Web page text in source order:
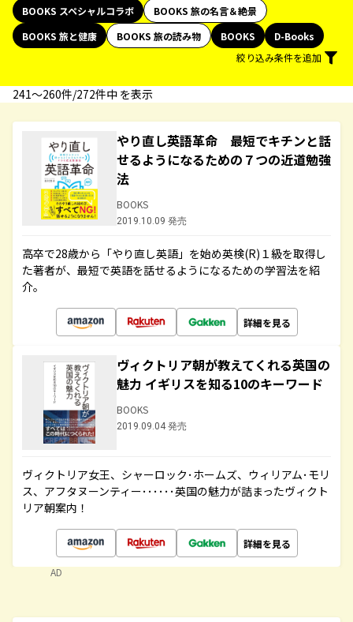
BOOKS スペシャルコラボ
BOOKS 旅の名言＆絶景
BOOKS 旅と健康
BOOKS 旅の読み物 BOOKS
D-Books
絞り込み条件を追加
241〜260件/272件中 を表示
やり直し英語革命 最短でキチンと話
せるようになるための７つの近道勉強
法
BOOKS
2019.10.09 発売
高卒で28歳から「やり直し英語」を始め英検(R)１級を取得し
た著者が、最短で英語を話せるようになるための学習法を紹
介。
詳細を見る
ヴィクトリア朝が教えてくれる英国の
魅力 イギリスを知る10のキーワード
BOOKS
2019.09.04 発売
ヴィクトリア女王、シャーロック･ホームズ、ウィリアム･モリ
ス、アフタヌーンティー･･････英国の魅力が詰まったヴィクト
リア朝案内！
詳細を見る
AD